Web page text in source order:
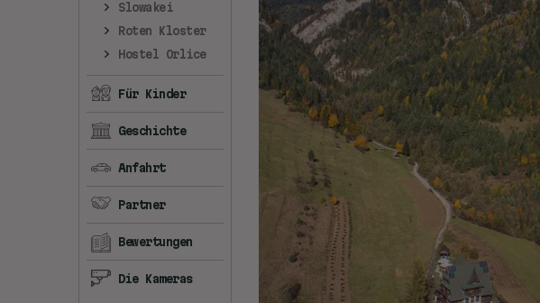
Slowakei
Roten Kloster
Hostel Orlice
Für Kinder
Geschichte
Anfahrt
Partner
Bewertungen
Die Kameras